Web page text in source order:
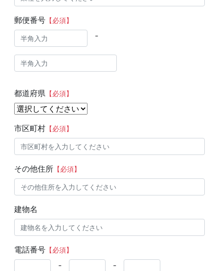
郵便番号【必須】
-
都道府県 【必須】
市区町村【必須】
その他住所【必須】
建物名
電話番号【必須】
- -